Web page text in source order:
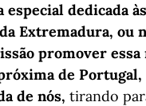
especial dedicada
Extremadura, ou
promover essa
de Portugal,
de nós, tirando